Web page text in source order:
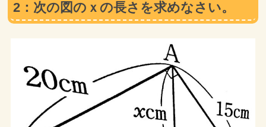
2：次の図のｘの長さを求めなさい。